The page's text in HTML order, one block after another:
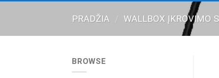
PRADŽIA / WALLBOX ĮKROVIMO
BROWSE